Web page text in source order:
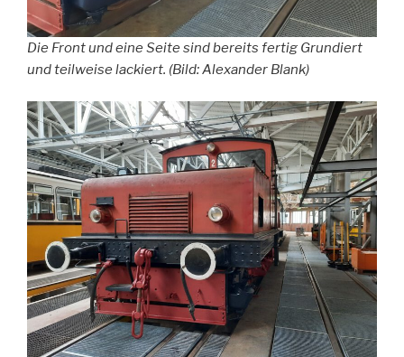
Die Front und eine Seite sind bereits fertig Grundiert
und teilweise lackiert. (Bild: Alexander Blank)